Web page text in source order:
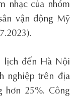
nhạc của nhóm
vận động Mỹ
lịch đến Hà Nội
nghiệp trên địa
hơn 25%. Công